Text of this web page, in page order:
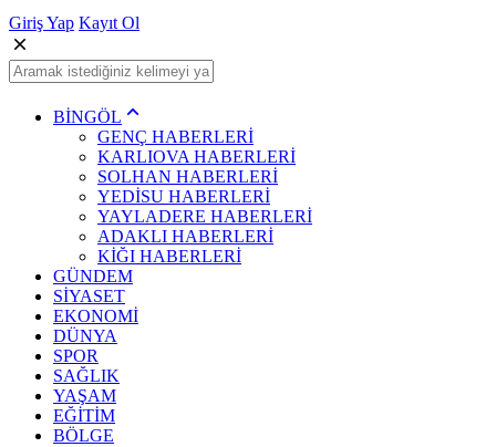
Giriş Yap Kayıt Ol
BİNGÖL
GENÇ HABERLERİ
KARLIOVA HABERLERİ
SOLHAN HABERLERİ
YEDİSU HABERLERİ
YAYLADERE HABERLERİ
ADAKLI HABERLERİ
KİĞI HABERLERİ
GÜNDEM
SİYASET
EKONOMİ
DÜNYA
SPOR
SAĞLIK
YAŞAM
EĞİTİM
BÖLGE